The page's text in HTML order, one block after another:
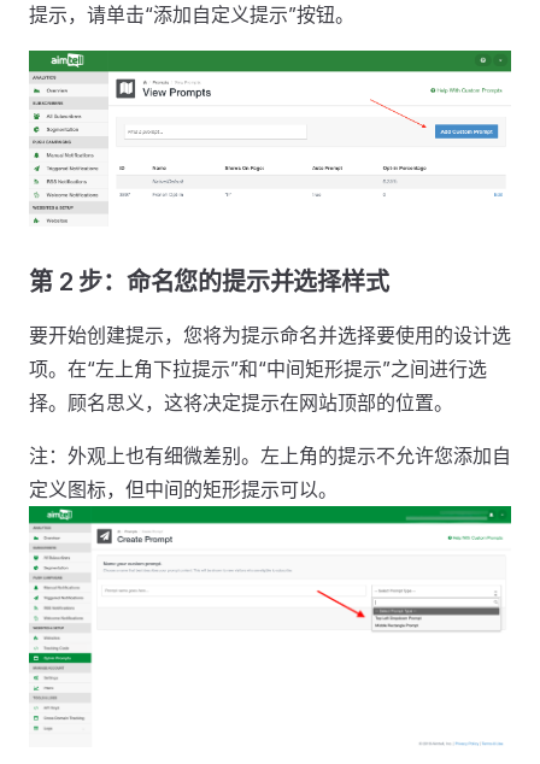
提示，请单击“添加自定义提示”按钮。
第 2 步：命名您的提示并选择样式
要开始创建提示，您将为提示命名并选择要使用的设计选
项。在“左上角下拉提示”和“中间矩形提示”之间进行选
择。顾名思义，这将决定提示在网站顶部的位置。
注：外观上也有细微差别。左上角的提示不允许您添加自
定义图标，但中间的矩形提示可以。